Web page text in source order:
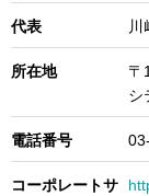
代表 川
所在地
〒
シ
電話番号
コーポレートサ